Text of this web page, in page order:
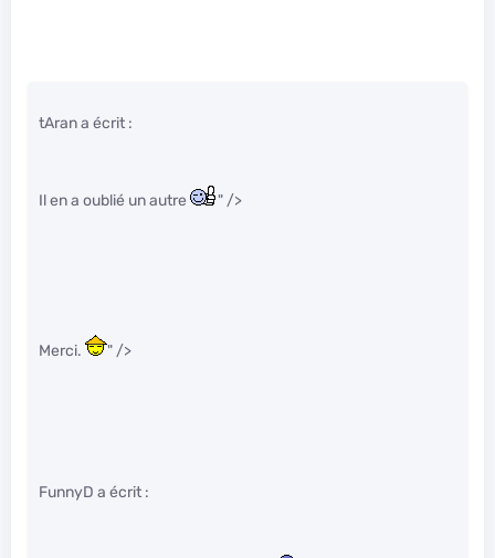
tAran a écrit :
Il en a oublié un autre " />
Merci. " />
FunnyD a écrit :